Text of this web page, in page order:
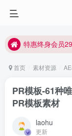
特惠终身会员
特惠终身会员
首页 素材资源
PR模板-61种
PR模板素材
laohu
更新